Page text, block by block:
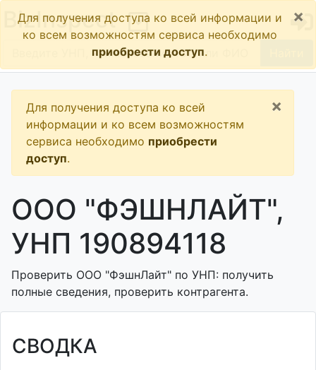
BizInspect
Для получения доступа ко всей информации и
ко всем возможностям сервиса необходимо
приобрести доступ.
×
Для получения доступа ко всей
информации и ко всем возможностям
сервиса необходимо приобрести
доступ.
×
ООО "ФЭШНЛАЙТ",
УНП 190894118
Проверить ООО "ФэшнЛайт" по УНП: получить
полные сведения, проверить контрагента.
СВОДКА